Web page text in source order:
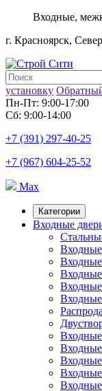
Входные,
г. Красноярск,
установку
Пн-Пт: 9:00-17:00
Сб: 9:00-14:00
+7 (391) 297-40-25
+7 (967) 604-25-52
Max
Категории
Входные
Входные
Входные